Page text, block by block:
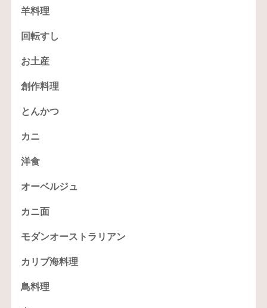
羊料理
回転すし
お土産
創作料理
とんかつ
カニ
洋食
オーベルジュ
カニ面
モダンオーストラリアン
カリブ海料理
鳥料理